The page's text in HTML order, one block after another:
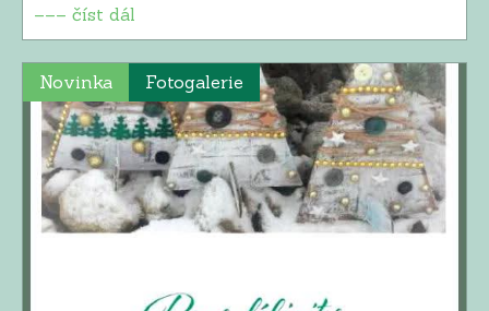
––– číst dál
Novinka Fotogalerie